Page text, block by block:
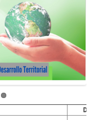
Día